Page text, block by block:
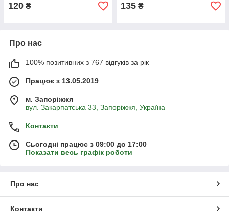
120 ₴ 135 ₴
Про нас
100% позитивних з 767 відгуків за рік
Працює з 13.05.2019
м. Запоріжжя
вул. Закарпатська 33, Запоріжжя, Україна
Контакти
Сьогодні працює з 09:00 до 17:00
Показати весь графік роботи
Про нас
Контакти